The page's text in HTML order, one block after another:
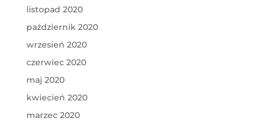
listopad 2020
październik 2020
wrzesień 2020
czerwiec 2020
maj 2020
kwiecień 2020
marzec 2020